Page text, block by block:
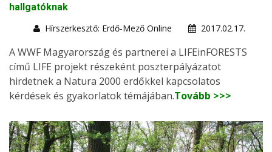
hallgatóknak
Hírszerkesztő: Erdő-Mező Online
2017.02.17.
A WWF Magyarország és partnerei a LIFEinFORESTS
című LIFE projekt részeként poszterpályázatot
hirdetnek a Natura 2000 erdőkkel kapcsolatos
kérdések és gyakorlatok témájában.Tovább >>>